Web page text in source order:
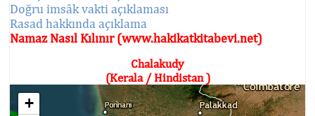
Doğru imsâk vakti açıklaması
Rasad hakkında açıklama
Namaz Nasıl Kılınır (www.hakikatkitabevi.net)
Chalakudy
(Kerala / Hindistan )
+